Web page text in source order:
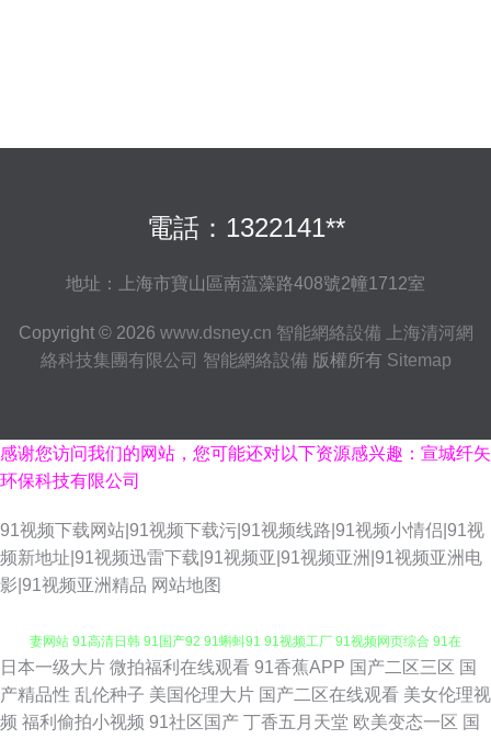
電話：1322141**
地址：上海市寶山區南蕰藻路408號2幢1712室
Copyright © 2026 www.dsney.cn 智能網絡設備
上海清河網
絡科技集團有限公司 智能網絡設備 版權所有 Sitemap
感谢您访问我们的网站，您可能还对以下资源感兴趣：宣城纤矢
环保科技有限公司
91视频下载网站|91视频下载污|91视频线路|91视频小情侣|91视
频新地址|91视频迅雷下载|91视频亚|91视频亚洲|91视频亚洲电
影|91视频亚洲精品 网站地图
亚欧日韩免费影院 久久93 伊人久荜中文字幕 91福利首页 91大神合集 91h人
妻网站 91高清日韩 91国产92 91蝌蚪91 91视频工厂 91视频网页综合 91在
日本一级大片 微拍福利在线观看 91香蕉APP 国产二区三区 国
产精品性 乱伦种子 美国伦理大片 国产二区在线观看 美女伦理视
频 福利偷拍小视频 91社区国产 丁香五月天堂 欧美变态一区 国